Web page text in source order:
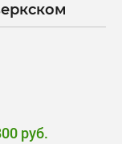
руб.